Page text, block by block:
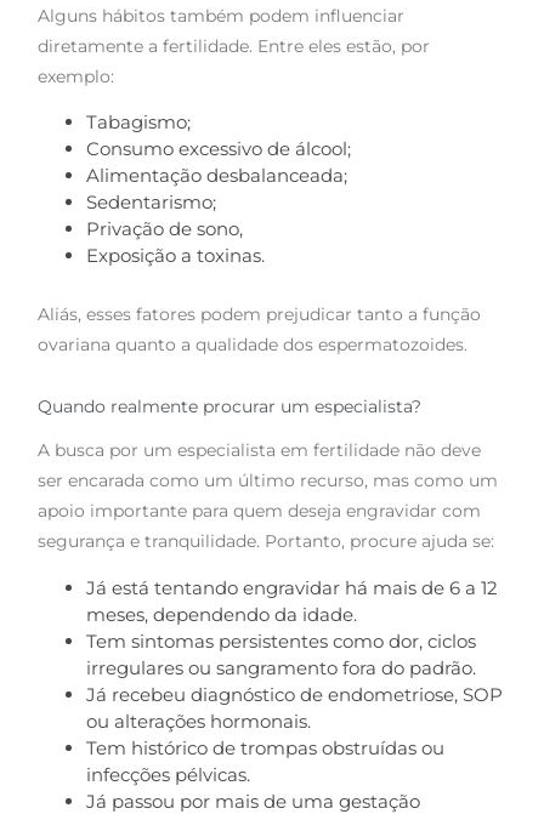
Alguns hábitos também podem influenciar
diretamente a fertilidade. Entre eles estão, por
exemplo:
Tabagismo;
Consumo excessivo de álcool;
Alimentação desbalanceada;
Sedentarismo;
Privação de sono,
Exposição a toxinas.
Aliás, esses fatores podem prejudicar tanto a função
ovariana quanto a qualidade dos espermatozoides.
Quando realmente procurar um especialista?
A busca por um especialista em fertilidade não deve
ser encarada como um último recurso, mas como um
apoio importante para quem deseja engravidar com
segurança e tranquilidade. Portanto, procure ajuda se:
Já está tentando engravidar há mais de 6 a 12
meses, dependendo da idade.
Tem sintomas persistentes como dor, ciclos
irregulares ou sangramento fora do padrão.
Já recebeu diagnóstico de endometriose, SOP
ou alterações hormonais.
Tem histórico de trompas obstruídas ou
infecções pélvicas.
Já passou por mais de uma gestação